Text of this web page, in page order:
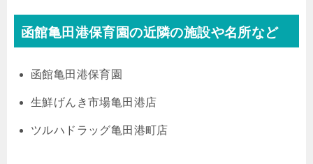
函館亀田港保育園の近隣の施設や名所など
函館亀田港保育園
生鮮げんき市場亀田港店
ツルハドラッグ亀田港町店